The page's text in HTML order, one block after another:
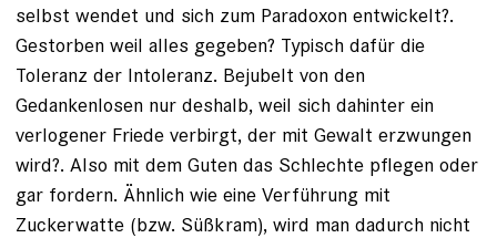
selbst wendet und sich zum Paradoxon entwickelt?.
Gestorben weil alles gegeben? Typisch dafür die
Toleranz der Intoleranz. Bejubelt von den
Gedankenlosen nur deshalb, weil sich dahinter ein
verlogener Friede verbirgt, der mit Gewalt erzwungen
wird?. Also mit dem Guten das Schlechte pflegen oder
gar fordern. Ähnlich wie eine Verführung mit
Zuckerwatte (bzw. Süßkram), wird man dadurch nicht